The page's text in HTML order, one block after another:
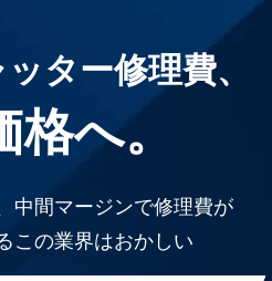
ター修理費、
へ。
中間マージンで修理費が
この業界はおかしい